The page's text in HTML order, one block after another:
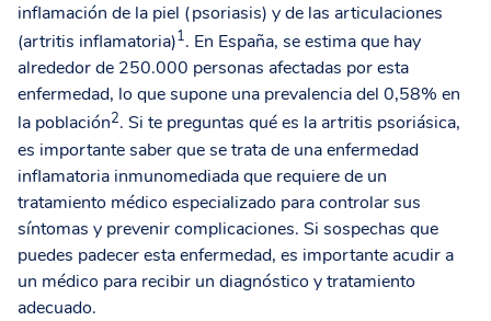
inflamación de la piel (psoriasis) y de las articulaciones
(artritis inflamatoria)1. En España, se estima que hay
alrededor de 250.000 personas afectadas por esta
enfermedad, lo que supone una prevalencia del 0,58% en
la población2. Si te preguntas qué es la artritis psoriásica,
es importante saber que se trata de unaenfermedad
inflamatoria inmunomediadaque requiere de un
tratamiento médico especializado para controlar sus
síntomas y prevenir complicaciones. Si sospechas que
puedes padecer esta enfermedad, es importante acudir a
un médico para recibir un diagnóstico y tratamiento
adecuado.